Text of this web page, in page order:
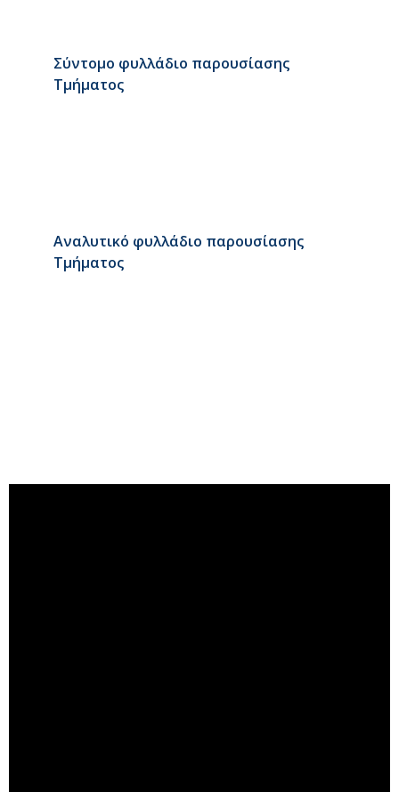
Σύντομο φυλλάδιο παρουσίασης
Τμήματος
Αναλυτικό φυλλάδιο παρουσίασης
Τμήματος